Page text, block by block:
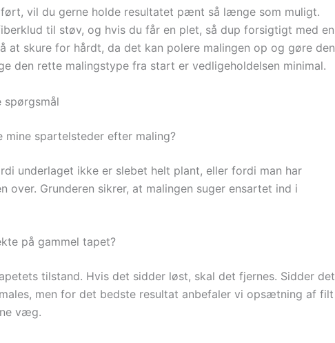
vil du gerne holde resultatet pænt så længe som muligt.
til støv, og hvis du får en plet, så dup forsigtigt med en
at skure for hårdt, da det kan polere malingen op og gøre den
den rette malingstype fra start er vedligeholdelsen minimal.
spørgsmål
mine spartelsteder efter maling?
underlaget ikke er slebet helt plant, eller fordi man har
over. Grunderen sikrer, at malingen suger ensartet ind i
på gammel tapet?
tilstand. Hvis det sidder løst, skal det fjernes. Sidder det
men for det bedste resultat anbefaler vi opsætning af filt
væg.